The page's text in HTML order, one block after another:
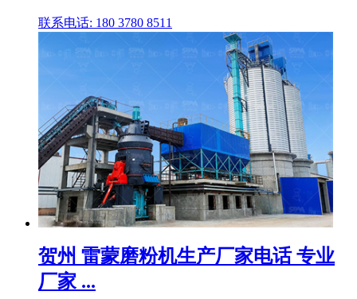
联系电话: 180 3780 8511
贺州 雷蒙磨粉机生产厂家电话 专业
厂家 ...